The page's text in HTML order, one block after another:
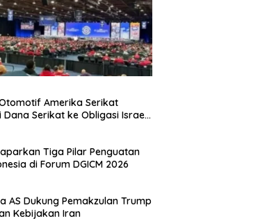
Amerika Serikat
Dana Serikat ke Obligasi Israel,
Tiga Pilar Penguatan
di Forum DGICM 2026
AS Dukung Pemakzulan Trump
Kebijakan Iran